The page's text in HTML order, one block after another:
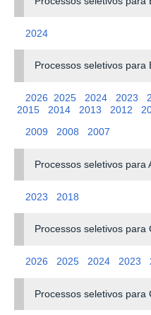
2024
Processos seletivos para
2026 2025 2024 2023
2015
2014 2013 2012
2009
2008 2007
Processos seletivos para
2023 2018
Processos seletivos
2026 2025 2024 2023
Processos seletivos para